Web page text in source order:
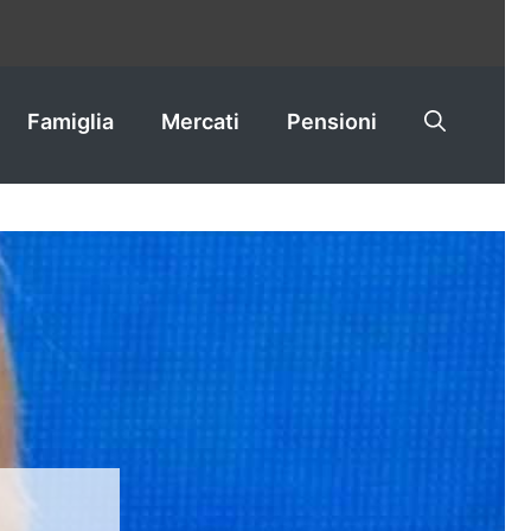
Famiglia Mercati Pensioni